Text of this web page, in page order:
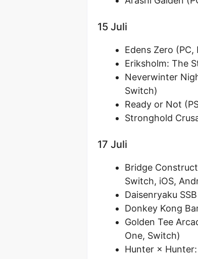
15 Juli
Edens Zero (PC,
Eriksholm: The
Neverwinter
Switch)
Ready or Not
Stronghold
17 Juli
Bridge
Switch, iOS,
Daisenryaku
Donkey Kong
Golden Tee
One, Switch)
Hunter ×